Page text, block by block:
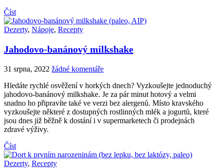
Číst
Dezerty, Nápoje, Recepty
Jahodovo-banánový milkshake
31 srpna, 2022 žádné komentáře
Hledáte rychlé osvěžení v horkých dnech? Vyzkoušejte jednoduchý
jahodovo-banánový milkshake. Je za pár minut hotový a velmi
snadno ho připravíte také ve verzi bez alergenů. Místo kravského
vyzkoušejte některé z dostupných rostlinných mlék a jogurtů, které
jsou dnes již běžně k dostání i v supermarketech či prodejnách
zdravé výživy.
Číst
Dezerty, Recepty